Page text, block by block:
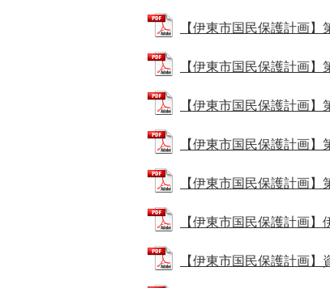
【伊東市国民保護計画
【伊東市国民保護計画
【伊東市国民保護計画
【伊東市国民保護計画
【伊東市国民保護計画
【伊東市国民保護計画
【伊東市国民保護計画